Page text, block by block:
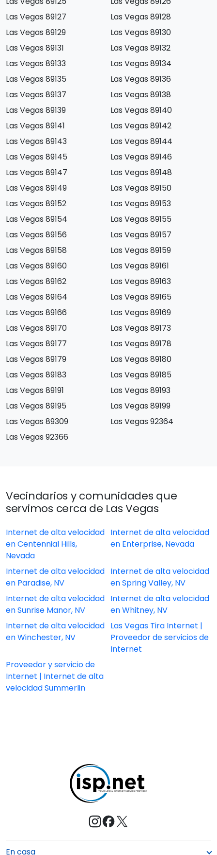
Las Vegas 89127
Las Vegas 89128
Las Vegas 89129
Las Vegas 89130
Las Vegas 89131
Las Vegas 89132
Las Vegas 89133
Las Vegas 89134
Las Vegas 89135
Las Vegas 89136
Las Vegas 89137
Las Vegas 89138
Las Vegas 89139
Las Vegas 89140
Las Vegas 89141
Las Vegas 89142
Las Vegas 89143
Las Vegas 89144
Las Vegas 89145
Las Vegas 89146
Las Vegas 89147
Las Vegas 89148
Las Vegas 89149
Las Vegas 89150
Las Vegas 89152
Las Vegas 89153
Las Vegas 89154
Las Vegas 89155
Las Vegas 89156
Las Vegas 89157
Las Vegas 89158
Las Vegas 89159
Las Vegas 89160
Las Vegas 89161
Las Vegas 89162
Las Vegas 89163
Las Vegas 89164
Las Vegas 89165
Las Vegas 89166
Las Vegas 89169
Las Vegas 89170
Las Vegas 89173
Las Vegas 89177
Las Vegas 89178
Las Vegas 89179
Las Vegas 89180
Las Vegas 89183
Las Vegas 89185
Las Vegas 89191
Las Vegas 89193
Las Vegas 89195
Las Vegas 89199
Las Vegas 89309
Las Vegas 92364
Las Vegas 92366
Vecindarios y comunidades que
servimos cerca de Las Vegas
Internet de alta velocidad
en Centennial Hills,
Nevada
Internet de alta velocidad
en Enterprise, Nevada
Internet de alta velocidad
en Paradise, NV
Internet de alta velocidad
en Spring Valley, NV
Internet de alta velocidad
en Sunrise Manor, NV
Internet de alta velocidad
en Whitney, NV
Internet de alta velocidad
en Winchester, NV
Las Vegas Tira Internet |
Proveedor de servicios de
Internet
Proveedor y servicio de
Internet | Internet de alta
velocidad Summerlin
En casa